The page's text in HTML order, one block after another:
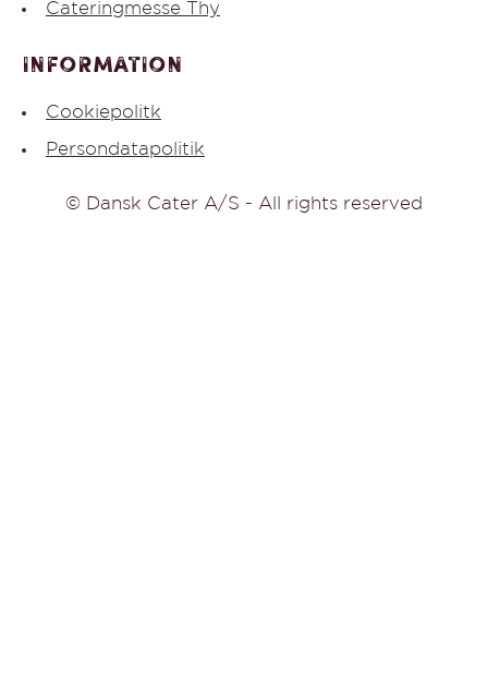
Cateringmesse Thy
Information
Cookiepolitk
Persondatapolitik
© Dansk Cater A/S - All rights reserved